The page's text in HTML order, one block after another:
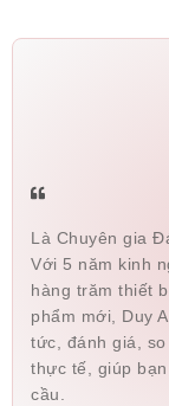
Là Chuyên gia
Với 5 năm kinh
hàng trăm thiết
phẩm mới, Duy
tức, đánh giá,
thực tế, giúp
cầu.